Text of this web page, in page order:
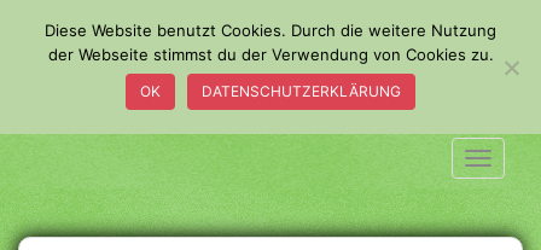
o
m
a
i
Diese Website benutzt Cookies. Durch die weitere Nutzung
der Webseite stimmst du der Verwendung von Cookies zu.
OK DATENSCHUTZERKLÄRUNG